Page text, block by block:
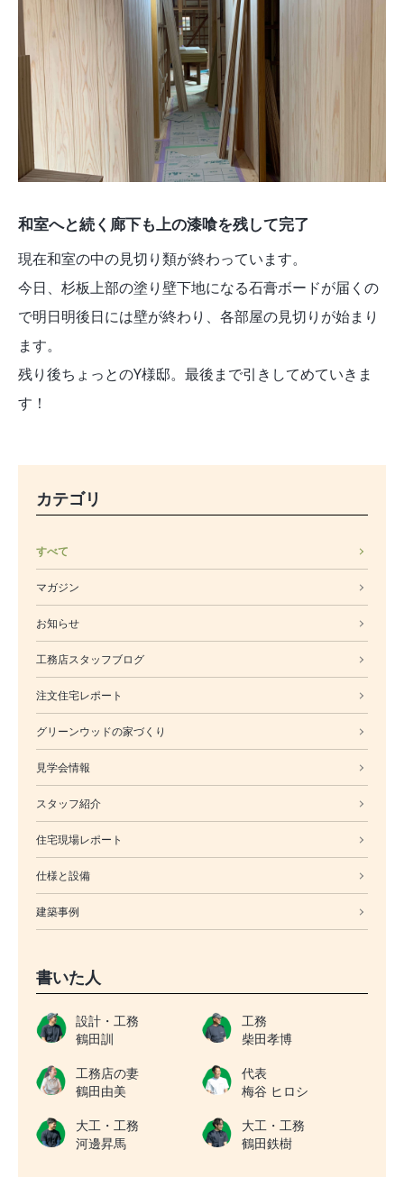
和室へと続く廊下も上の漆喰を残して完了
現在和室の中の見切り類が終わっています。
今日、杉板上部の塗り壁下地になる石膏ボードが届くの
で明日明後日には壁が終わり、各部屋の見切りが始まり
ます。
残り後ちょっとのY様邸。最後まで引きしてめていきま
す！
カテゴリ
すべて
マガジン
お知らせ
工務店スタッフブログ
注文住宅レポート
グリーンウッドの家づくり
見学会情報
スタッフ紹介
住宅現場レポート
仕様と設備
建築事例
書いた人
設計・工務
鶴田訓
工務
柴田孝博
工務店の妻
鶴田由美
代表
梅谷 ヒロシ
大工・工務
河邊昇馬
大工・工務
鶴田鉄樹